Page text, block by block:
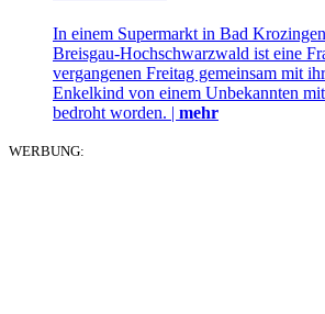
In einem Supermarkt in Bad
Breisgau-Hochschwarzwald ist eine
vergangenen Freitag gemeinsam mit
Enkelkind von einem Unbekannten
bedroht worden. | mehr
WERBUNG: